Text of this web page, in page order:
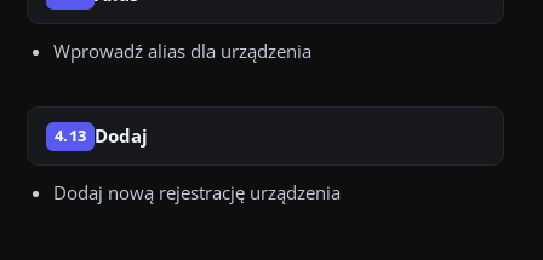
Wprowadź alias dla urządzenia
4.13 Dodaj
Dodaj nową rejestrację urządzenia